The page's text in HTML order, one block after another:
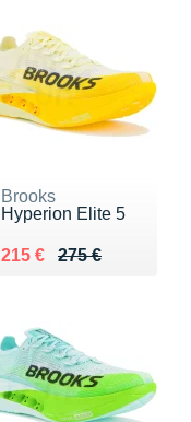
Brooks
Hyperion Elite 5
275 €
Au lieu de 275 €
215 €
Vendu 215 €